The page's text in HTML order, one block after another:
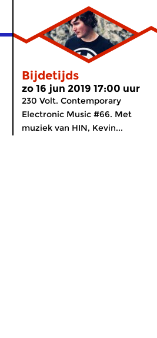
Bijdetijds
zo 16 jun 2019 17:00 uur
230 Volt. Contemporary
Electronic Music #66. Met
muziek van HIN, Kevin...